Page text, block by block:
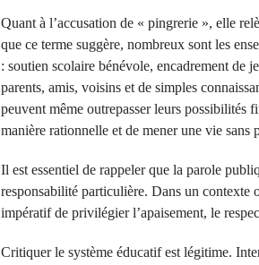
Quant à l’accusation de « pingrerie », elle
que ce terme suggère, nombreux sont les
: soutien scolaire bénévole, encadrement de
parents, amis, voisins et de simples
peuvent même outrepasser leurs possibilités
manière rationnelle et de mener une vie sans
Il est essentiel de rappeler que la parole
responsabilité particulière. Dans un contexte
impératif de privilégier l’apaisement, le
Critiquer le système éducatif est légitime.